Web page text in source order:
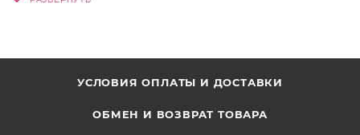
УСЛОВИЯ ОПЛАТЫ И ДОСТАВКИ
ОБМЕН И ВОЗВРАТ ТОВАРА